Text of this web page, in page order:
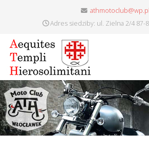
athmotoclub@wp.pl
Adres siedziby: ul. Zielna 2/4 87-